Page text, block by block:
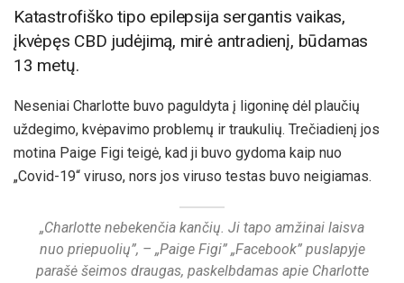
Katastrofiško tipo epilepsija sergantis vaikas,
įkvėpęs CBD judėjimą, mirė antradienį, būdamas
13 metų.
Neseniai Charlotte buvo paguldyta į ligoninę dėl plaučių
uždegimo, kvėpavimo problemų ir traukulių. Trečiadienį jos
motina Paige Figi teigė, kad ji buvo gydoma kaip nuo
„Covid-19“ viruso, nors jos viruso testas buvo neigiamas.
„Charlotte nebekenčia kančių. Ji tapo amžinai laisva
nuo priepuolių”, – „Paige Figi” „Facebook” puslapyje
parašė šeimos draugas, paskelbdamas apie Charlotte